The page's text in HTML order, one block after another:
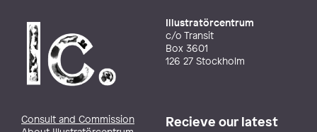
Illustratörcentrum
c/o Transit
Box 3601
126 27 Stockholm
Consult and Commission
Recieve our latest